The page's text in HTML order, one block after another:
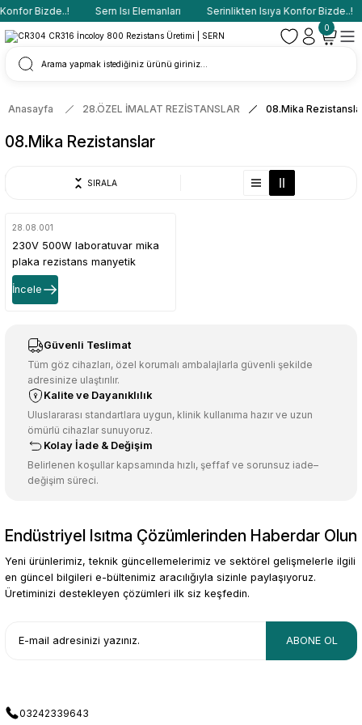
Bizde..! Sern Isı Elemanları Serinlikten Isıya Konfor Bizde..!
0
Anasayfa 28.ÖZEL İMALAT REZİSTANSLAR 08.Mika
08.Mika Rezistanslar
SIRALA
28.08.001
230V 500W laboratuvar mika
plaka rezistans manyetik
karıştırıcı
İncele
Güvenli Teslimat
Tüm göz cihazları, özel korumalı ambalajlarla güvenli şekilde
adresinize ulaştırılır.
Kalite ve Dayanıklılık
Uluslararası standartlara uygun, klinik kullanıma hazır ve uzun
ömürlü cihazlar sunuyoruz.
Kolay İade & Değişim
Belirlenen koşullar kapsamında hızlı, şeffaf ve sorunsuz iade–
değişim süreci.
Endüstriyel Isıtma Çözümlerinden Haberdar Olun
Yeni ürünlerimiz, teknik güncellemelerimiz ve sektörel gelişmelerle ilgili
en güncel bilgileri e-bültenimiz aracılığıyla sizinle paylaşıyoruz.
Üretiminizi destekleyen çözümleri ilk siz keşfedin.
ABONE OL
03242339643